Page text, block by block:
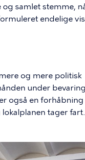
samlet stemme,
endelige
og mere politisk
under
også en
tager fart.